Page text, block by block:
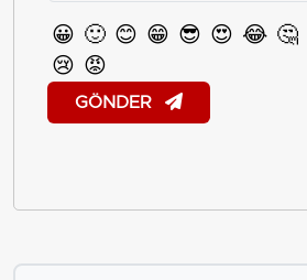
😀 🙂 😊 😁 😎 😍 😂 🤔
😢 😡
GÖNDER